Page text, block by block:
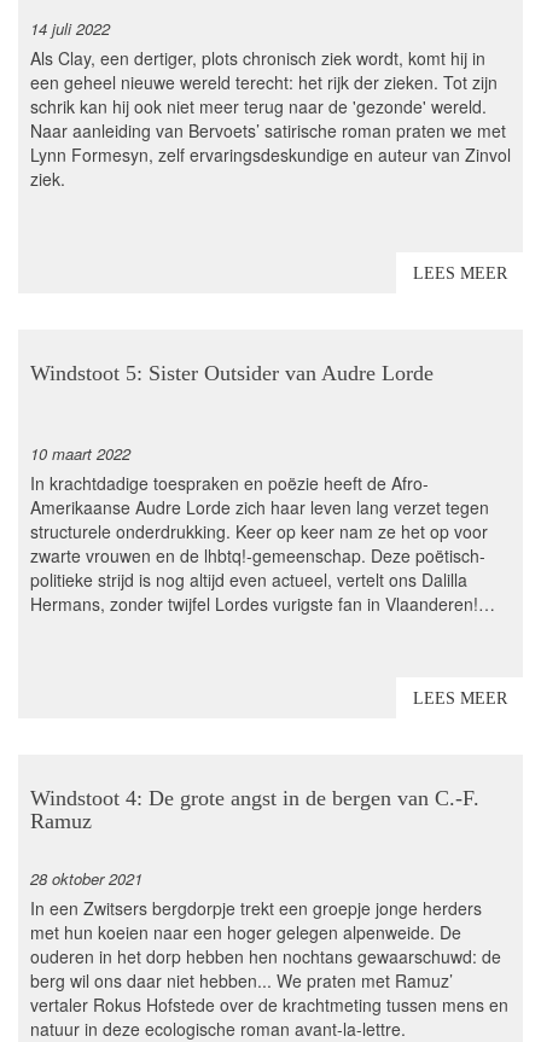
14 juli 2022
Als Clay, een dertiger, plots chronisch ziek wordt, komt hij in
een geheel nieuwe wereld terecht: het rijk der zieken. Tot zijn
schrik kan hij ook niet meer terug naar de 'gezonde' wereld.
Naar aanleiding van Bervoets’ satirische roman praten we met
Lynn Formesyn, zelf ervaringsdeskundige en auteur van Zinvol
ziek.
LEES MEER
Windstoot 5: Sister Outsider van Audre Lorde
10 maart 2022
In krachtdadige toespraken en poëzie heeft de Afro-
Amerikaanse Audre Lorde zich haar leven lang verzet tegen
structurele onderdrukking. Keer op keer nam ze het op voor
zwarte vrouwen en de lhbtq!-gemeenschap. Deze poëtisch-
politieke strijd is nog altijd even actueel, vertelt ons Dalilla
Hermans, zonder twijfel Lordes vurigste fan in Vlaanderen!…
LEES MEER
Windstoot 4: De grote angst in de bergen van C.-F.
Ramuz
28 oktober 2021
In een Zwitsers bergdorpje trekt een groepje jonge herders
met hun koeien naar een hoger gelegen alpenweide. De
ouderen in het dorp hebben hen nochtans gewaarschuwd: de
berg wil ons daar niet hebben... We praten met Ramuz’
vertaler Rokus Hofstede over de krachtmeting tussen mens en
natuur in deze ecologische roman avant-la-lettre.